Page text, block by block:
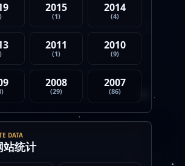
2015
(1)
2014
(4)
2011
(1)
2010
(9)
2008
(29)
2007
(86)
DATA
站统计